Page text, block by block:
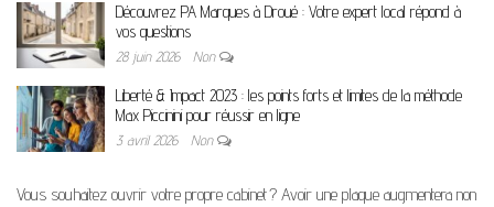
Découvrez PA Marques à Droué : Votre expert local répond à
vos questions
28 juin 2026 Non
Liberté & Impact 2023 : les points forts et limites de la méthode
Max Piccinini pour réussir en ligne
3 avril 2026 Non
Vous souhaitez ouvrir votre propre cabinet ? Avoir une plaque augmentera non